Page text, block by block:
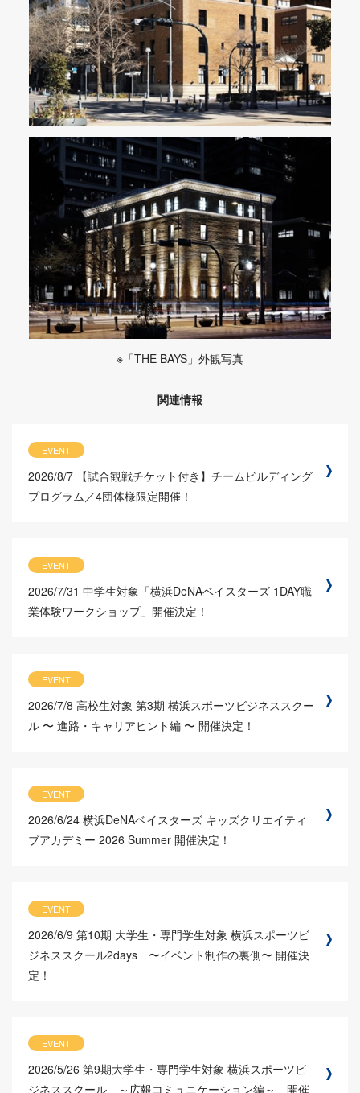
※「THE BAYS」外観写真
関連情報
EVENT
2026/8/7 【試合観戦チケット付き】チームビルディング
プログラム／4団体様限定開催！
EVENT
2026/7/31 中学生対象「横浜DeNAベイスターズ 1DAY職
業体験ワークショップ」開催決定！
EVENT
2026/7/8 高校生対象 第3期 横浜スポーツビジネススクー
ル 〜 進路・キャリアヒント編 〜 開催決定！
EVENT
2026/6/24 横浜DeNAベイスターズ キッズクリエイティ
ブアカデミー 2026 Summer 開催決定！
EVENT
2026/6/9 第10期 大学生・専門学生対象 横浜スポーツビ
ジネススクール2days 〜イベント制作の裏側〜 開催決
定！
EVENT
2026/5/26 第9期大学生・専門学生対象 横浜スポーツビ
ジネススクール ～広報コミュニケーション編～ 開催